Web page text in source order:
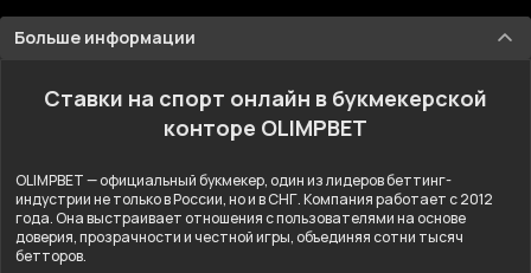
Больше информации
Ставки на спорт онлайн в букмекерской
конторе OLIMPBET
OLIMPBET — официальный букмекер, один из лидеров беттинг-
индустрии не только в России, но и в СНГ. Компания работает с 2012
года. Она выстраивает отношения с пользователями на основе
доверия, прозрачности и честной игры, объединяя сотни тысяч
бетторов.